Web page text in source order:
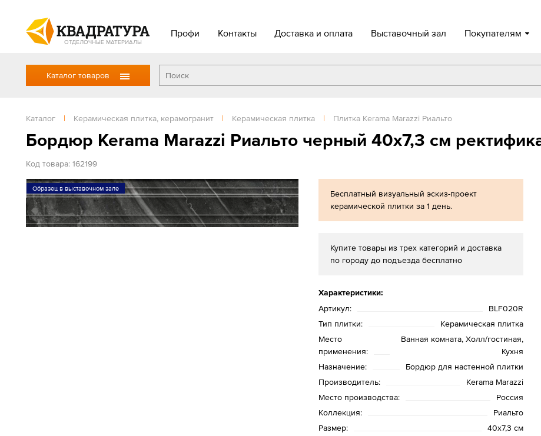
ОТДЕЛОЧНЫЕ МАТЕРИАЛЫ
Профи Контакты Доставка и оплата Выставочный зал Покупателям
Каталог товаров
Каталог | Керамическая плитка, керамогранит | Керамическая плитка | Плитка Kerama Marazzi Риальто
Бордюр Kerama Marazzi Риальто черный 40х7,3 см
Код товара: 162199
Образец в выставочном зале
Бесплатный визуальный эскиз-проект
керамической плитки за 1 день.
Купите товары из трех категорий и доставка
по городу до подъезда бесплатно
Характеристики:
Артикул:
BLF020R
Тип плитки:
Керамическая плитка
Место
применения:
Ванная комната, Холл/гостиная,
Кухня
Назначение:
Бордюр для настенной плитки
Производитель:
Kerama Marazzi
Место производства:
Россия
Коллекция:
Риальто
Размер:
40х7,3 см